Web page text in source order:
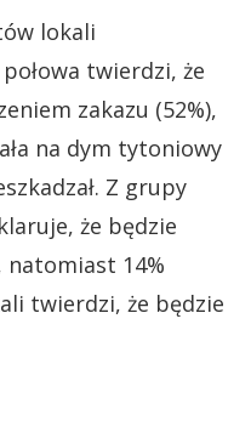
lokali
twierdzi, że
zakazu (52%),
na dym tytoniowy
Z grupy
że będzie
natomiast 14%
twierdzi, że będzie